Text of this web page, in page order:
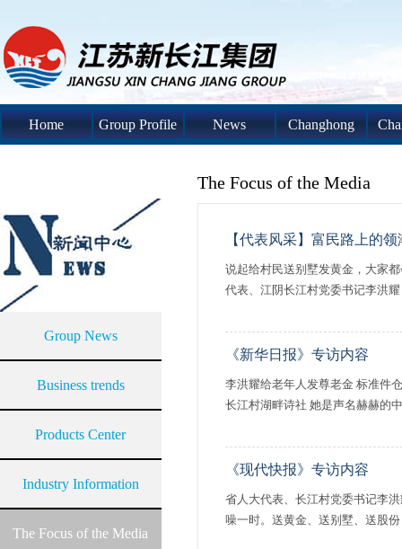
Home Group Profile News
Changhong
Group News
Business trends
Products Center
Industry Information
The Focus of the Media
The Focus of the Media
【代表风采】富民路上的
说起给村民送别墅发黄金，大家
代表、江阴长江村党委书记李洪
《新华日报》专访内容
李洪耀给老年人发尊老金 标准件
长江村湖畔诗社 她是声名赫赫的
《现代快报》专访内容
省人大代表、长江村党委书记李
噪一时。送黄金、送别墅、送股